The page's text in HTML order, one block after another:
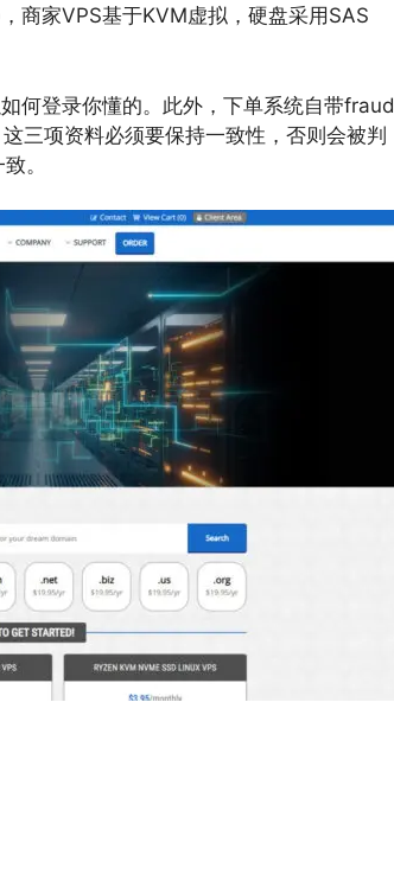
商家VPS基于KVM虚拟，硬盘采用SAS
何登录你懂的。此外，下单系统自带fraud
三项资料必须要保持一致性，否则会被判
。